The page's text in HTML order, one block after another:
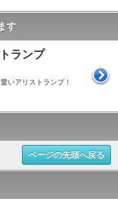
す
ランプ
いアリストランプ！
ページの先頭へ戻る